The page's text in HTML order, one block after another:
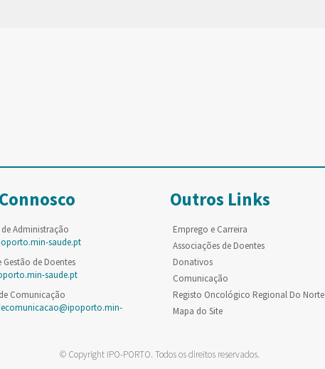
Administração
saude.pt
Gestão de Doentes
saude.pt
Comunicação
Outros Links
Emprego e Carreira
Associações de Doentes
Donativos
Comunicação
Registo Oncológico Regional Do Norte
Mapa do Site
© Copyright IPO-PORTO. Todos os direitos reservados.